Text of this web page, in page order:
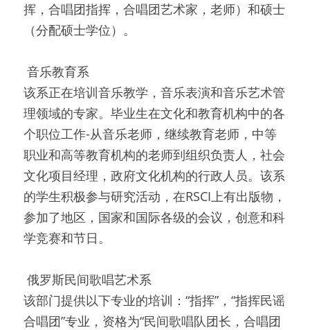
挥，合唱团指挥，合唱团艺术家，老师）和硕士
（分配硕士学位）。
音乐教育系
该系正在培训音乐教学，音乐表演和音乐艺术管
理领域的专家。毕业生在文化和教育机构中的各
个职位工作-从音乐老师，继续教育老师，中等
职业和高等教育机构的老师到组织负责人，社会
文化项目经理，政府文化机构的行政人员。该系
的学生积极参与研究活动，在RSCI上有出版物，
参加了地区，国家和国际各级的会议，创意和科
学竞赛和节日。
俄罗斯民间歌唱艺术系
该部门提供以下专业的培训：“指挥”，“指挥民谣
合唱团”专业，资格为“民间歌唱队团长，合唱团